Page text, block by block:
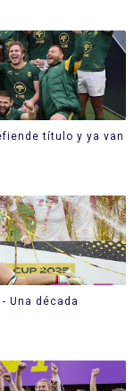
título y ya van
Una década